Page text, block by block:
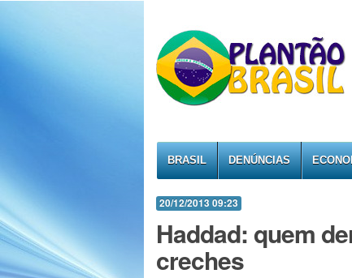
BRASIL DENÚNCIAS
20/12/2013 09:23
Haddad: quem
creches